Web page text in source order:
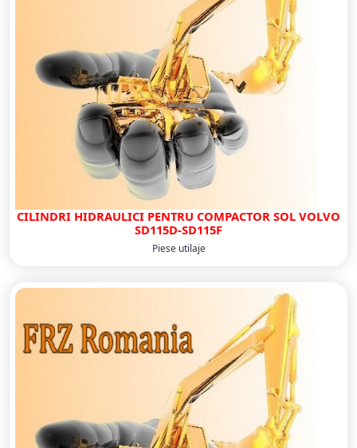
CILINDRI HIDRAULICI PENTRU COMPACTOR SOL VOLVO
SD115D-SD115F
Piese utilaje